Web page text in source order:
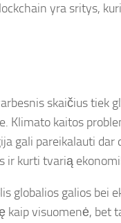
yra sritys,
skaičius tiek
Klimato kaitos
gali pareikalauti dar
ir kurti tvarią
globalios galios bei
kaip visuomenė, bet